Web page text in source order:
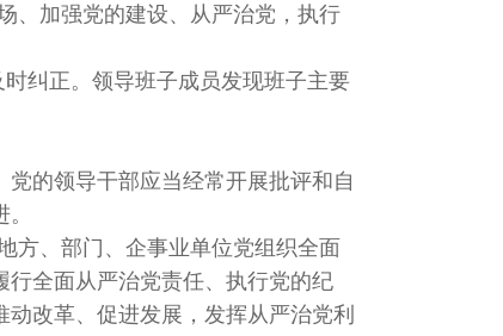
、加强党的建设、从严治党，执行
纠正。领导班子成员发现班子主要
的领导干部应当经常开展批评和自
方、部门、企事业单位党组织全面
全面从严治党责任、执行党的纪
改革、促进发展，发挥从严治党利